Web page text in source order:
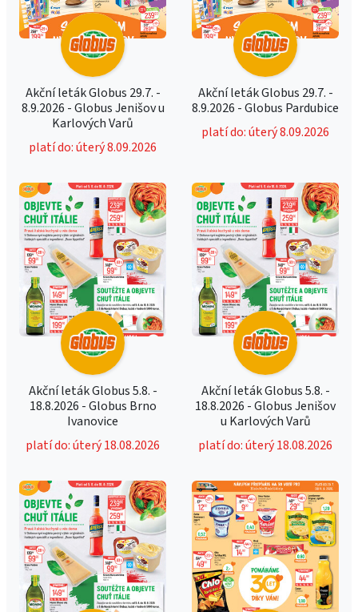
Akční leták Globus 29.7. -
8.9.2026 - Globus Jenišov u
Karlových Varů
platí do: úterý 8.09.2026
Akční leták Globus 29.7. -
8.9.2026 - Globus Pardubice
platí do: úterý 8.09.2026
Akční leták Globus 5.8. -
18.8.2026 - Globus Brno
Ivanovice
platí do: úterý 18.08.2026
Akční leták Globus 5.8. -
18.8.2026 - Globus Jenišov
u Karlových Varů
platí do: úterý 18.08.2026